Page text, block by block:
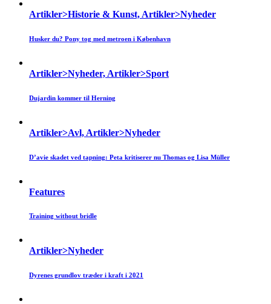
Artikler>Historie & Kunst, Artikler>Nyheder
Husker du? Pony tog med metroen i København
Artikler>Nyheder, Artikler>Sport
Dujardin kommer til Herning
Artikler>Avl, Artikler>Nyheder
D’avie skadet ved tapning: Peta kritiserer nu Thomas og Lisa Müller
Features
Training without bridle
Artikler>Nyheder
Dyrenes grundlov træder i kraft i 2021